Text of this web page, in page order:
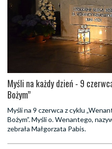
Myśli na każdy dzień - 9
Bożym”
Myśli na 9 czerwca z cyklu
Bożym”. Myśli o. Wenantego,
zebrała Małgorzata Pabis.